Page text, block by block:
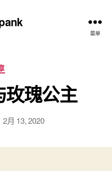
菜单
玫瑰公主
2月 13, 2020